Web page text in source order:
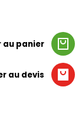
au panier
au devis